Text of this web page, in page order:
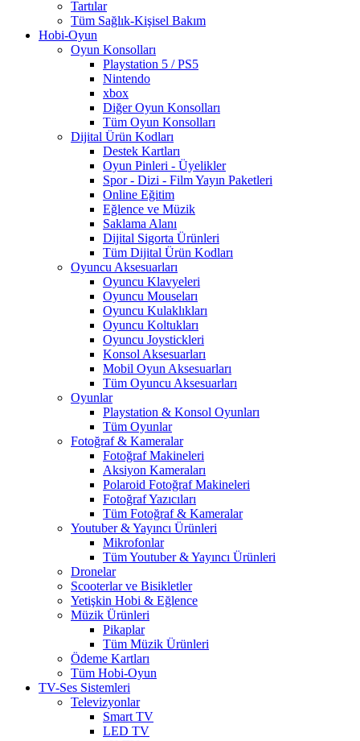
Tartılar
Tüm Sağlık-Kişisel Bakım
Hobi-Oyun
Oyun Konsolları
Playstation 5 / PS5
Nintendo
xbox
Diğer Oyun Konsolları
Tüm Oyun Konsolları
Dijital Ürün Kodları
Destek Kartları
Oyun Pinleri - Üyelikler
Spor - Dizi - Film Yayın Paketleri
Online Eğitim
Eğlence ve Müzik
Saklama Alanı
Dijital Sigorta Ürünleri
Tüm Dijital Ürün Kodları
Oyuncu Aksesuarları
Oyuncu Klavyeleri
Oyuncu Mouseları
Oyuncu Kulaklıkları
Oyuncu Koltukları
Oyuncu Joystickleri
Konsol Aksesuarları
Mobil Oyun Aksesuarları
Tüm Oyuncu Aksesuarları
Oyunlar
Playstation & Konsol Oyunları
Tüm Oyunlar
Fotoğraf & Kameralar
Fotoğraf Makineleri
Aksiyon Kameraları
Polaroid Fotoğraf Makineleri
Fotoğraf Yazıcıları
Tüm Fotoğraf & Kameralar
Youtuber & Yayıncı Ürünleri
Mikrofonlar
Tüm Youtuber & Yayıncı Ürünleri
Dronelar
Scooterlar ve Bisikletler
Yetişkin Hobi & Eğlence
Müzik Ürünleri
Pikaplar
Tüm Müzik Ürünleri
Ödeme Kartları
Tüm Hobi-Oyun
TV-Ses Sistemleri
Televizyonlar
Smart TV
LED TV